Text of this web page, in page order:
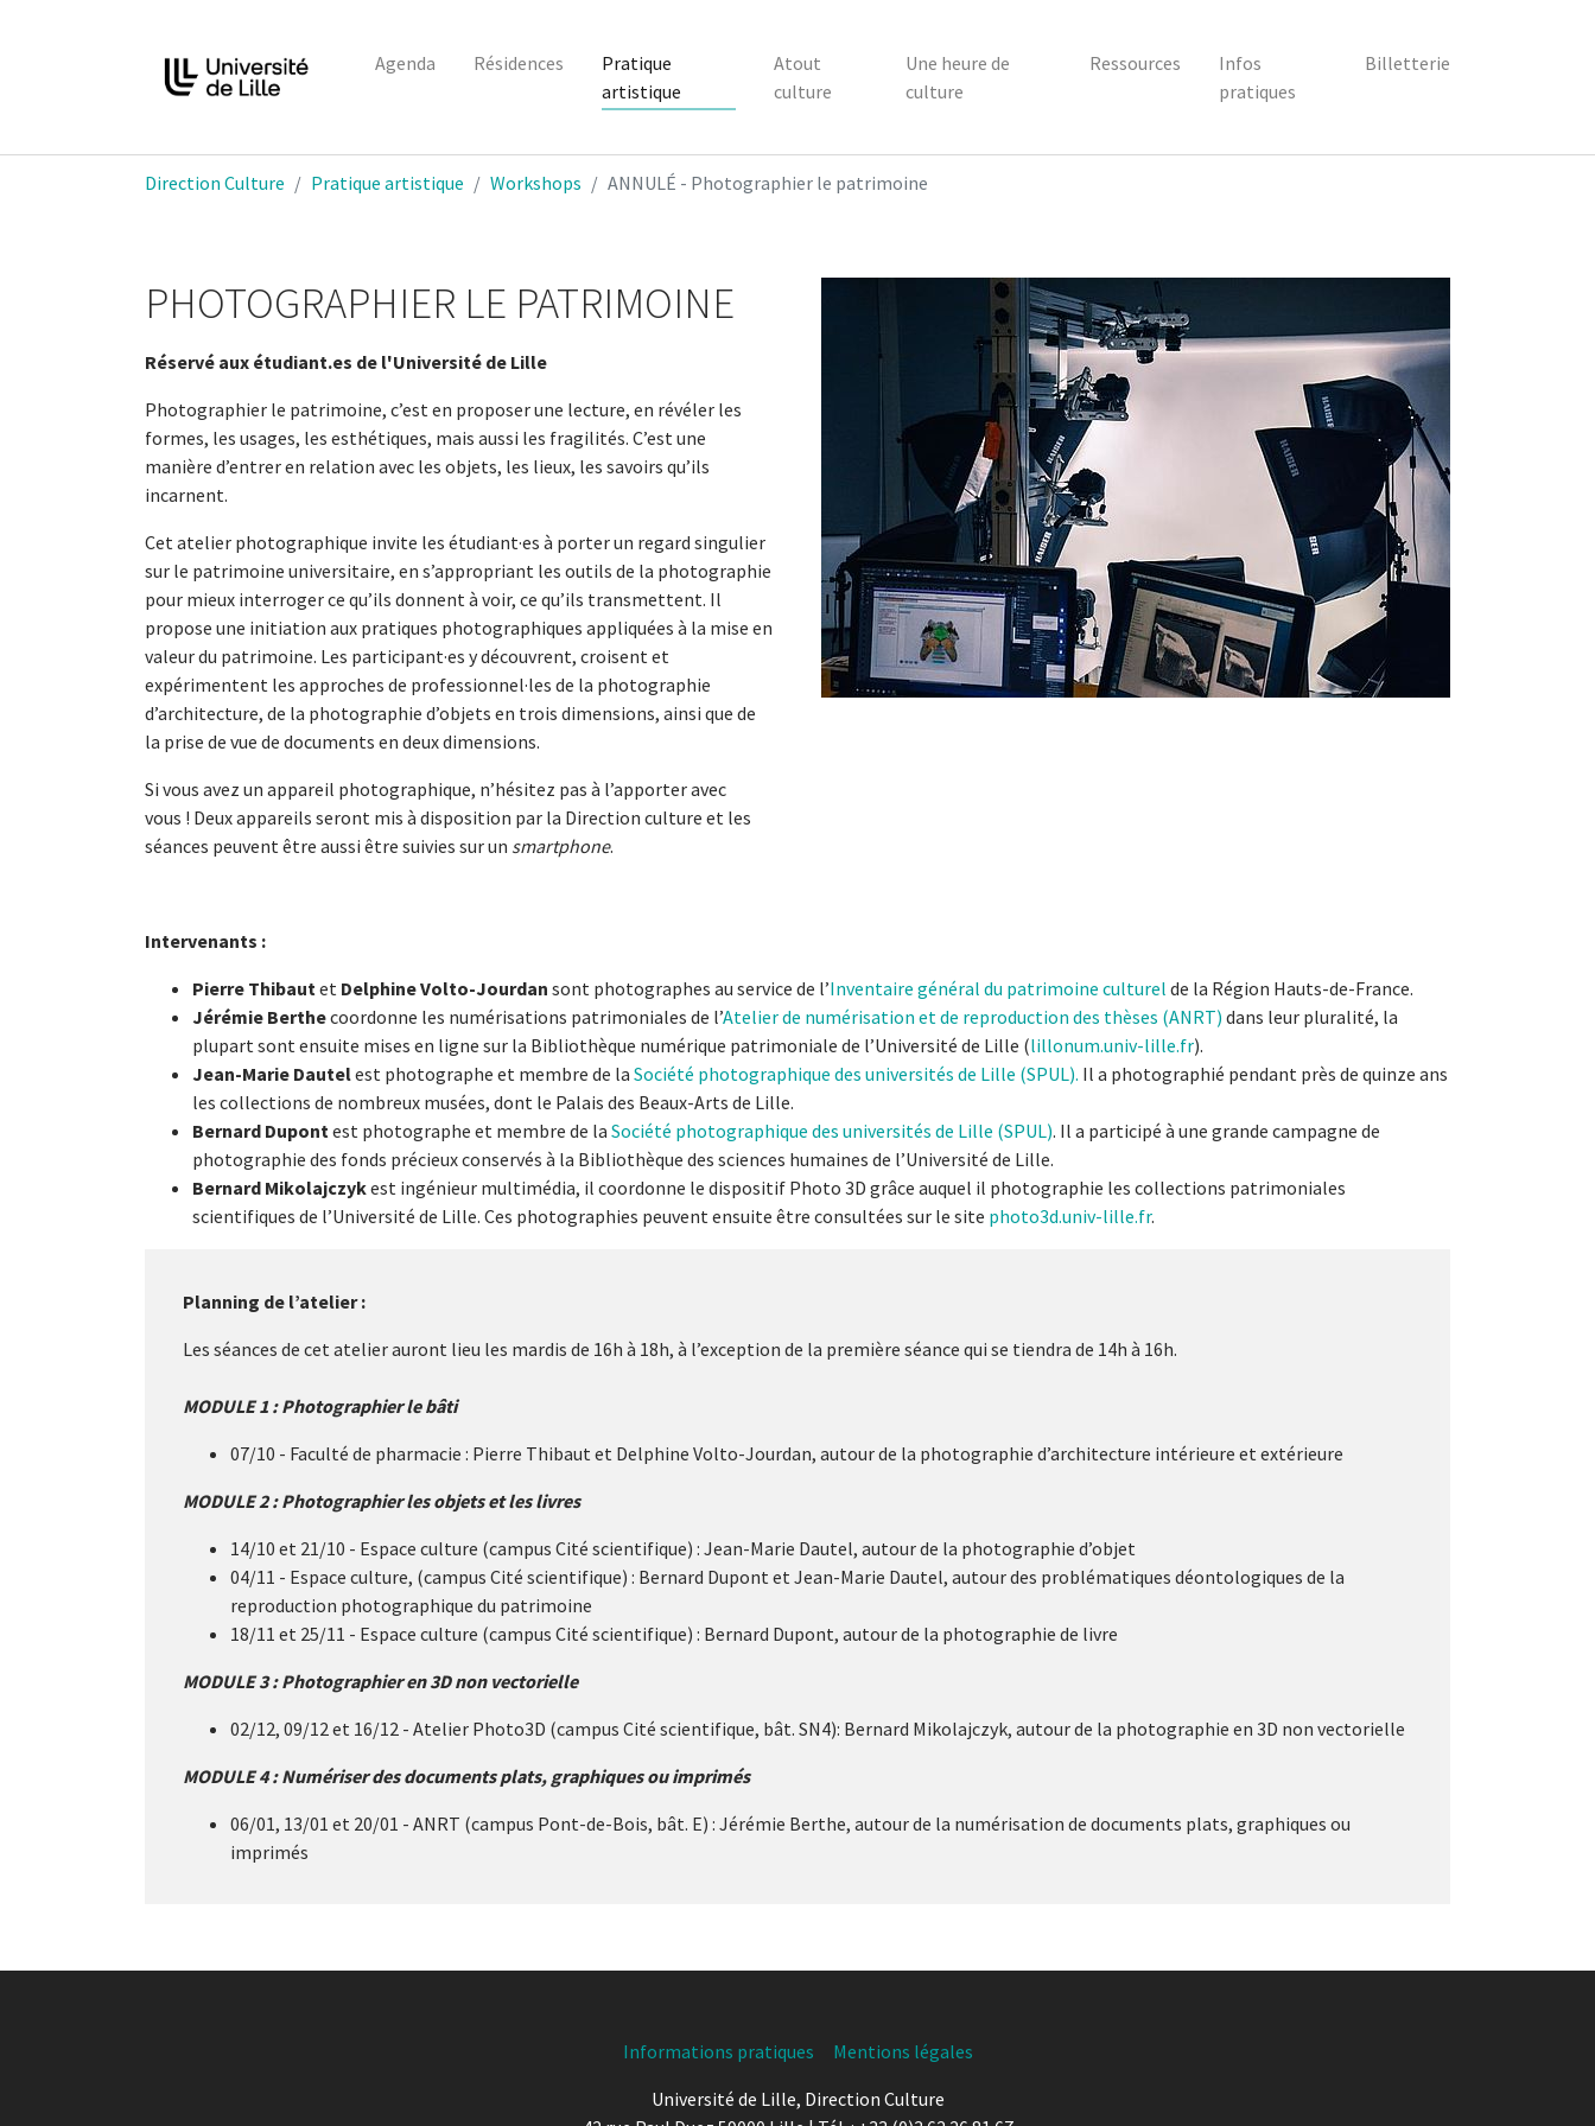
Agenda Résidences
Pratique
artistique
Atout
culture
Une heure de
culture
Ressources
Infos
pratiques
Billetterie
Direction Culture Pratique artistique Workshops ANNULÉ - Photographier le patrimoine
PHOTOGRAPHIER LE PATRIMOINE
Réservé aux étudiant.es de l'Université de Lille
Photographier le patrimoine, c’est en proposer une lecture, en révéler les
formes, les usages, les esthétiques, mais aussi les fragilités. C’est une
manière d’entrer en relation avec les objets, les lieux, les savoirs qu’ils
incarnent.
Cet atelier photographique invite les étudiant·es à porter un regard singulier
sur le patrimoine universitaire, en s’appropriant les outils de la photographie
pour mieux interroger ce qu’ils donnent à voir, ce qu’ils transmettent. Il
propose une initiation aux pratiques photographiques appliquées à la mise en
valeur du patrimoine. Les participant·es y découvrent, croisent et
expérimentent les approches de professionnel·les de la photographie
d’architecture, de la photographie d’objets en trois dimensions, ainsi que de
la prise de vue de documents en deux dimensions.
Si vous avez un appareil photographique, n’hésitez pas à l’apporter avec
vous ! Deux appareils seront mis à disposition par la Direction culture et les
séances peuvent être aussi être suivies sur un smartphone.
Intervenants :
Pierre Thibautet Delphine Volto-Jourdan sont photographes au service de l’Inventaire général du patrimoine culturel de la Région Hauts-de-France.
Jérémie Berthecoordonne les numérisations patrimoniales de l’Atelier de numérisation et de reproduction des thèses (ANRT) dans leur pluralité, la
plupart sont ensuite mises en ligne sur la Bibliothèque numérique patrimoniale de l’Université de Lille (lillonum.univ-lille.fr).
Jean-Marie Dautelest photographe et membre de la Société photographique des universités de Lille (SPUL). Il a photographié pendant près de quinze ans
les collections de nombreux musées, dont le Palais des Beaux-Arts de Lille.
Bernard Dupontest photographe et membre de la Société photographique des universités de Lille (SPUL). Il a participé à une grande campagne de
photographie des fonds précieux conservés à la Bibliothèque des sciences humaines de l’Université de Lille.
Bernard Mikolajczykest ingénieur multimédia, il coordonne le dispositif Photo 3D grâce auquel il photographie les collections patrimoniales
scientifiques de l’Université de Lille. Ces photographies peuvent ensuite être consultées sur le site photo3d.univ-lille.fr.
Planning de l’atelier :
Les séances de cet atelier auront lieu les mardis de 16h à 18h, à l’exception de la première séance qui se tiendra de 14h à 16h.
MODULE 1 : Photographier le bâti
07/10 - Faculté de pharmacie : Pierre Thibaut et Delphine Volto-Jourdan, autour de la photographie d’architecture intérieure et extérieure
MODULE 2 : Photographier les objets et les livres
14/10 et 21/10 - Espace culture (campus Cité scientifique) : Jean-Marie Dautel, autour de la photographie d’objet
04/11 - Espace culture, (campus Cité scientifique) : Bernard Dupont et Jean-Marie Dautel, autour des problématiques déontologiques de la
reproduction photographique du patrimoine
18/11 et 25/11 - Espace culture (campus Cité scientifique) : Bernard Dupont, autour de la photographie de livre
MODULE 3 : Photographier en 3D non vectorielle
02/12, 09/12 et 16/12 - Atelier Photo3D (campus Cité scientifique, bât. SN4): Bernard Mikolajczyk, autour de la photographie en 3D non vectorielle
MODULE 4 : Numériser des documents plats, graphiques ou imprimés
06/01, 13/01 et 20/01 - ANRT (campus Pont-de-Bois, bât. E) : Jérémie Berthe, autour de la numérisation de documents plats, graphiques ou
imprimés
Informations pratiques
Mentions légales
Université de Lille, Direction Culture